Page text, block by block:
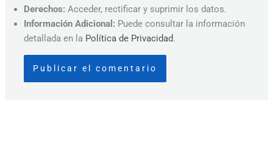
Derechos: Acceder, rectificar y suprimir los datos.
Información Adicional: Puede consultar la información
detallada en la Política de Privacidad.